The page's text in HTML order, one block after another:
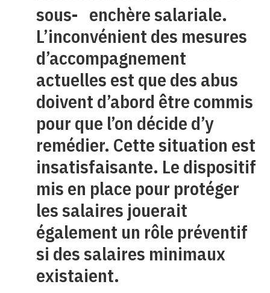
sous- enchère salariale.
L’inconvénient des mesures
d’accompagnement
actuelles est que des abus
doivent d’abord être commis
pour que l’on décide d’y
remédier. Cette situation est
insatisfaisante. Le dispositif
mis en place pour protéger
les salaires jouerait
également un rôle préventif
si des salaires minimaux
existaient.